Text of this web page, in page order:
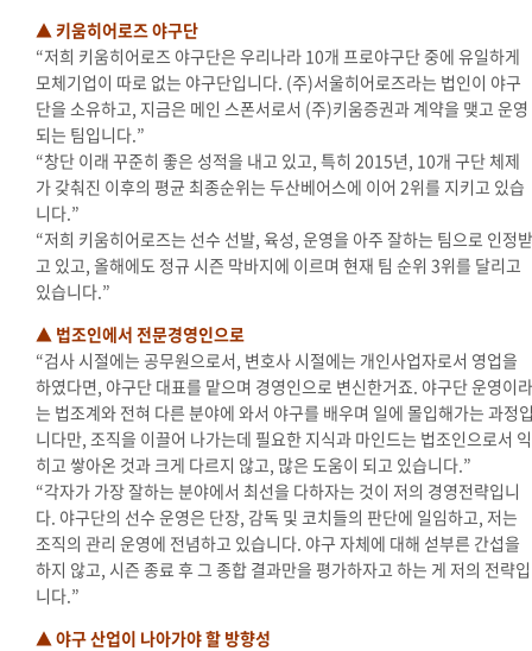
▲ 키움히어로즈 야구단
“저희 키움히어로즈 야구단은 우리나라 10개 프로야구단 중에 유일하게
모체기업이 따로 없는 야구단입니다. (주)서울히어로즈라는 법인이 야구
단을 소유하고, 지금은 메인 스폰서로서 (주)키움증권과 계약을 맺고 운영
되는 팀입니다.”
“창단 이래 꾸준히 좋은 성적을 내고 있고, 특히 2015년, 10개 구단 체제
가 갖춰진 이후의 평균 최종순위는 두산베어스에 이어 2위를 지키고 있습
니다.”
“저희 키움히어로즈는 선수 선발, 육성, 운영을 아주 잘하는 팀으로 인정받
고 있고, 올해에도 정규 시즌 막바지에 이르며 현재 팀 순위 3위를 달리고
있습니다.”
▲ 법조인에서 전문경영인으로
“검사 시절에는 공무원으로서, 변호사 시절에는 개인사업자로서 영업을
하였다면, 야구단 대표를 맡으며 경영인으로 변신한거죠. 야구단 운영이라
는 법조계와 전혀 다른 분야에 와서 야구를 배우며 일에 몰입해가는 과정
니다만, 조직을 이끌어 나가는데 필요한 지식과 마인드는 법조인으로서 익
히고 쌓아온 것과 크게 다르지 않고, 많은 도움이 되고 있습니다.”
“각자가 가장 잘하는 분야에서 최선을 다하자는 것이 저의 경영전략입니
다. 야구단의 선수 운영은 단장, 감독 및 코치들의 판단에 일임하고, 저는
조직의 관리 운영에 전념하고 있습니다. 야구 자체에 대해 섣부른 간섭을
하지 않고, 시즌 종료 후 그 종합 결과만을 평가하자고 하는 게 저의 전략입
니다.”
▲ 야구 산업이 나아가야 할 방향성